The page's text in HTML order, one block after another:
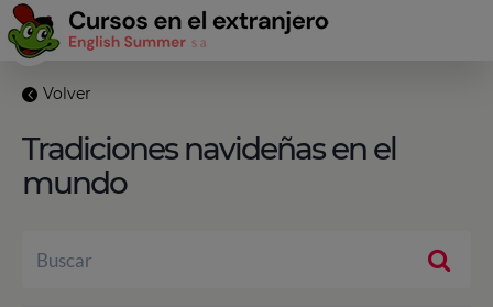
Volver
Tradiciones navideñas en el
mundo